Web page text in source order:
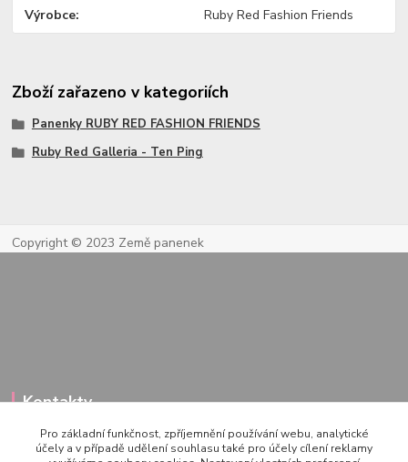
Výrobce Ruby Red Fashion Friends
Zboží zařazeno v kategoriích
Panenky RUBY RED FASHION FRIENDS
Ruby Red Galleria - Ten Ping
Copyright © 2023 Země panenek
Kontakty
Pro základní funkčnost, zpříjemnění používání webu, analytické
účely a v případě udělení souhlasu také pro účely cílení reklamy